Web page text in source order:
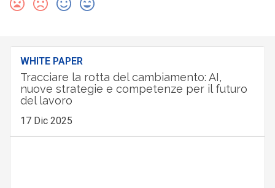
WHITE PAPER
Tracciare la rotta del cambiamento: AI,
nuove strategie e competenze per il futuro
del lavoro
17 Dic 2025